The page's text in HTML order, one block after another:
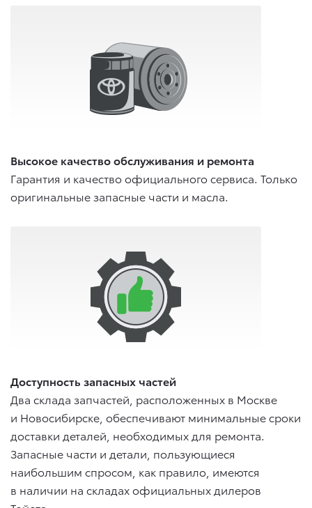
Высокое качество обслуживания и ремонта
Гарантия и качество официального сервиса. Только
оригинальные запасные части и масла.
Доступность запасных частей
Два склада запчастей, расположенных в Москве
и Новосибирске, обеспечивают минимальные сроки
доставки деталей, необходимых для ремонта.
Запасные части и детали, пользующиеся
наибольшим спросом, как правило, имеются
в наличии на складах официальных дилеров